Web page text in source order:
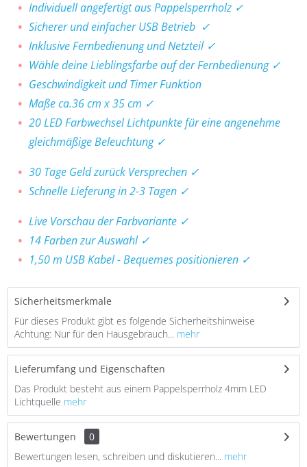
Individuell angefertigt aus Pappelsperrholz ✓
Sicherer und einfacher USB Betrieb ✓
Inklusive Fernbedienung und Netzteil ✓
Wähle deine Lieblingsfarbe auf der Fernbedienung ✓
Geschwindigkeit und Timer Funktion
Maße ca.36 cm x 35 cm ✓
20 LED Farbwechsel Lichtpunkte für eine angenehme
gleichmäßige Beleuchtung ✓
30 Tage Geld zurück Versprechen ✓
Schnelle Lieferung in 2-3 Tagen ✓
Live Vorschau der Farbvariante ✓
14 Farben zur Auswahl ✓
1,50 m USB Kabel - Bequemes positionieren ✓
Sicherheitsmerkmale
Für dieses Produkt gibt es folgende Sicherheitshinweise
Achtung: Nur für den Hausgebrauch... mehr
Lieferumfang und Eigenschaften
Das Produkt besteht aus einem Pappelsperrholz 4mm LED
Lichtquelle mehr
Bewertungen
0
Bewertungen lesen, schreiben und diskutieren... mehr